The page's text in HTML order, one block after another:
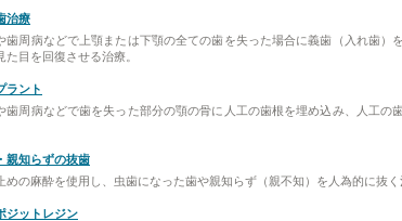
治療
歯周病などで上顎または下顎の全ての歯を失った場合に義歯（入れ歯）
た目を回復させる治療。
ラント
歯周病などで歯を失った部分の顎の骨に人工の歯根を埋め込み、人工の
親知らずの抜歯
めの麻酔を使用し、虫歯になった歯や親知らず（親不知）を人為的に抜
ジットレジン